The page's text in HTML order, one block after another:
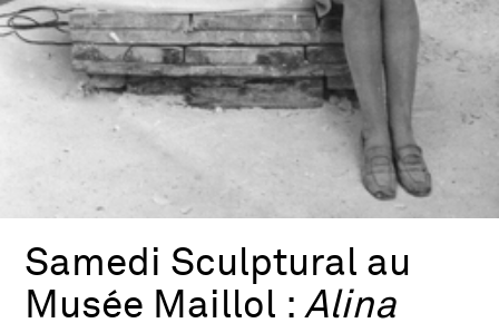
Samedi Sculptural au
Musée Maillol :Alina